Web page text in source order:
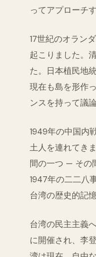
ってアプローチ
17世紀のオラン
起こりました。
た。日本植民地
現在も島を形作
ンスを持って議
1949年の中国内
土人を連れてき
間の一つ — その
1947年の二二八
台湾の歴史的記
台湾の民主主義
に開催され、李